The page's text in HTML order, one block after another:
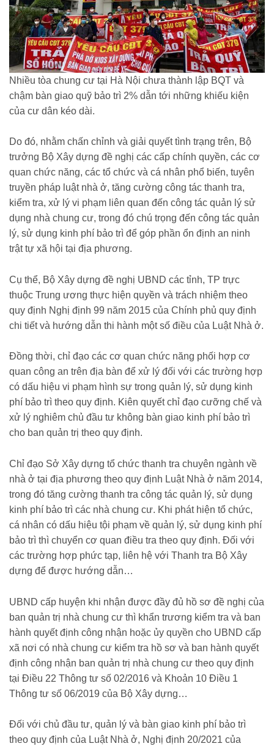
Nhiều tòa chung cư tại Hà Nội chưa thành lập BQT và
chậm bàn giao quỹ bảo trì 2% dẫn tới những khiếu kiện
của cư dân kéo dài.
Do đó, nhằm chấn chỉnh và giải quyết tình trạng trên, Bộ
trưởng Bộ Xây dựng đề nghị các cấp chính quyền, các cơ
quan chức năng, các tổ chức và cá nhân phổ biến, tuyên
truyền pháp luật nhà ở, tăng cường công tác thanh tra,
kiểm tra, xử lý vi phạm liên quan đến công tác quản lý sử
dụng nhà chung cư, trong đó chú trọng đến công tác quản
lý, sử dụng kinh phí bảo trì để góp phần ổn định an ninh
trật tự xã hội tại địa phương.
Cụ thể, Bộ Xây dựng đề nghị UBND các tỉnh, TP trực
thuộc Trung ương thực hiện quyền và trách nhiệm theo
quy định Nghị định 99 năm 2015 của Chính phủ quy định
chi tiết và hướng dẫn thi hành một số điều của Luật Nhà ở.
Đồng thời, chỉ đạo các cơ quan chức năng phối hợp cơ
quan công an trên địa bàn để xử lý đối với các trường hợp
có dấu hiệu vi phạm hình sự trong quản lý, sử dụng kinh
phí bảo trì theo quy định. Kiên quyết chỉ đạo cưỡng chế và
xử lý nghiêm chủ đầu tư không bàn giao kinh phí bảo trì
cho ban quản trị theo quy định.
Chỉ đạo Sở Xây dựng tổ chức thanh tra chuyên ngành về
nhà ở tại địa phương theo quy định Luật Nhà ở năm 2014,
trong đó tăng cường thanh tra công tác quản lý, sử dụng
kinh phí bảo trì các nhà chung cư. Khi phát hiện tổ chức,
cá nhân có dấu hiệu tội phạm về quản lý, sử dụng kinh phí
bảo trì thì chuyển cơ quan điều tra theo quy định. Đối với
các trường hợp phức tạp, liên hệ với Thanh tra Bộ Xây
dựng để được hướng dẫn…
UBND cấp huyện khi nhận được đầy đủ hồ sơ đề nghị của
ban quản trị nhà chung cư thì khẩn trương kiểm tra và ban
hành quyết định công nhận hoặc ủy quyền cho UBND cấp
xã nơi có nhà chung cư kiểm tra hồ sơ và ban hành quyết
định công nhận ban quản trị nhà chung cư theo quy định
tại Điều 22 Thông tư số 02/2016 và Khoản 10 Điều 1
Thông tư số 06/2019 của Bộ Xây dựng…
Đối với chủ đầu tư, quản lý và bàn giao kinh phí bảo trì
theo quy định của Luật Nhà ở, Nghị định 20/2021 của